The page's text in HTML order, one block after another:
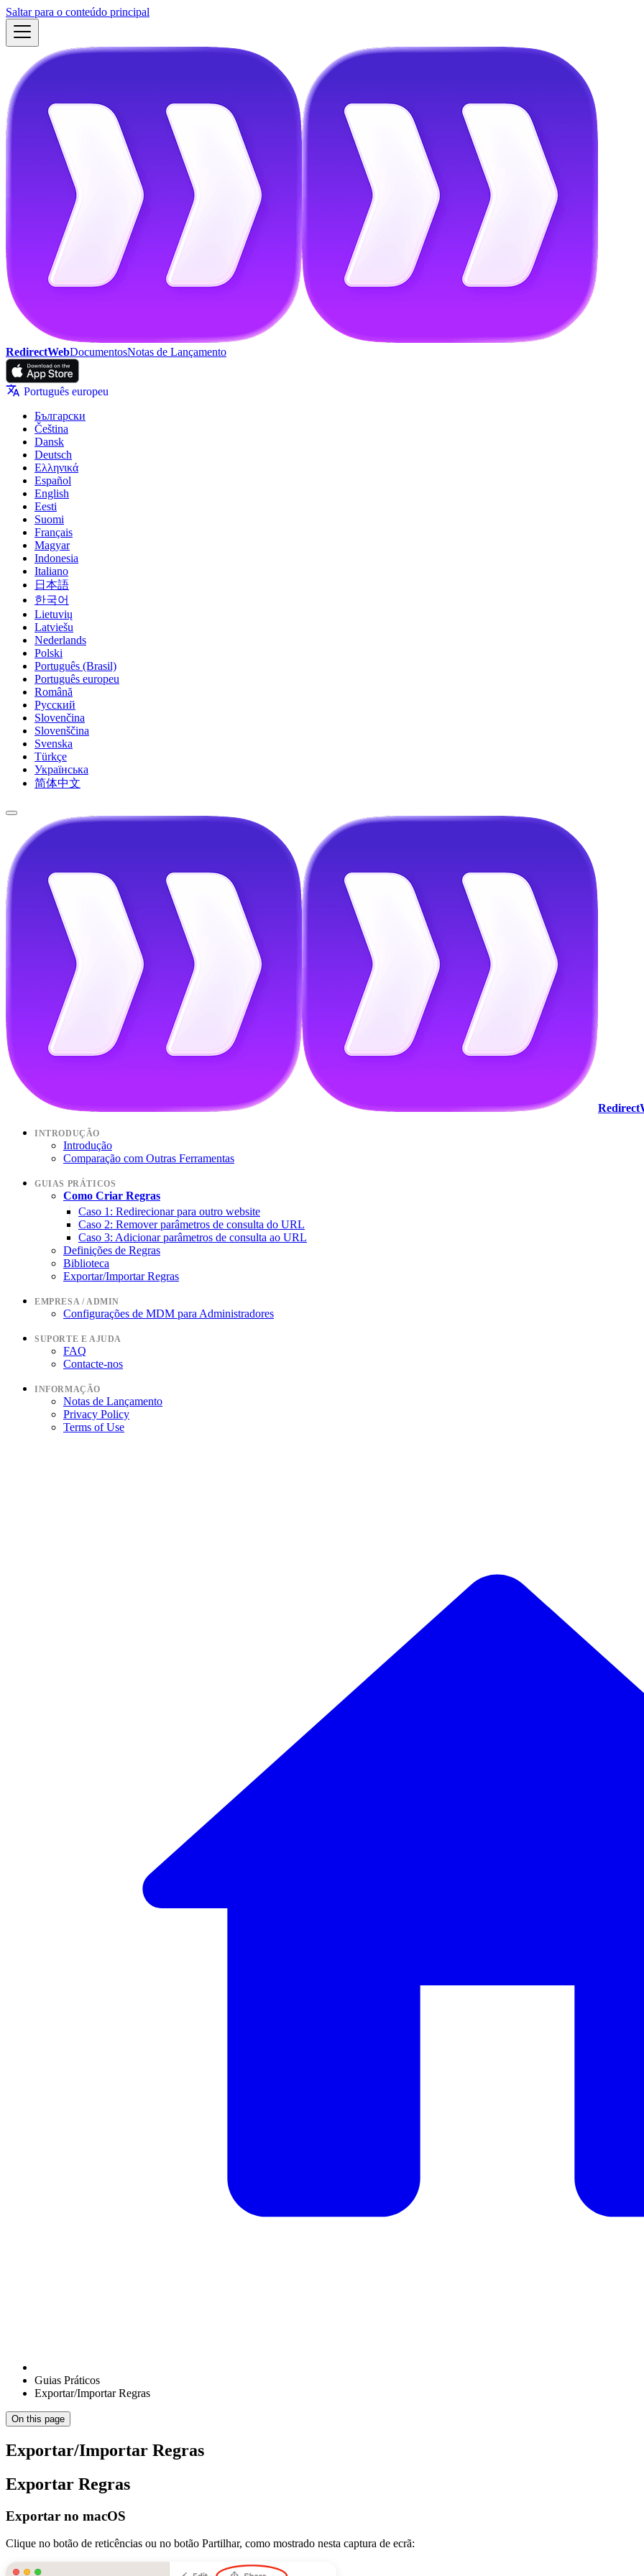
Saltar para o conteúdo principal
RedirectWebDocumentosNotas de Lançamento
Português europeu
Български
Čeština
Dansk
Deutsch
Ελληνικά
Español
English
Eesti
Suomi
Français
Magyar
Indonesia
Italiano
日本語
한국어
Lietuvių
Latviešu
Nederlands
Polski
Português (Brasil)
Português europeu
Română
Русский
Slovenčina
Slovenščina
Svenska
Türkçe
Українська
简体中文
INTRODUÇÃO
Introdução
Comparação com Outras Ferramentas
GUIAS PRÁTICOS
Como Criar Regras
Caso 1: Redirecionar para outro website
Caso 2: Remover parâmetros de consulta do URL
Caso 3: Adicionar parâmetros de consulta ao URL
Definições de Regras
Biblioteca
Exportar/Importar Regras
EMPRESA / ADMIN
Configurações de MDM para Administradores
SUPORTE E AJUDA
FAQ
Contacte-nos
INFORMAÇÃO
Notas de Lançamento
Privacy Policy
Terms of Use
Guias Práticos
Exportar/Importar Regras
On this page
Exportar/Importar Regras
Exportar Regras
Exportar no macOS
Clique no botão de reticências ou no botão Partilhar, como mostrado nesta captura de ecrã: